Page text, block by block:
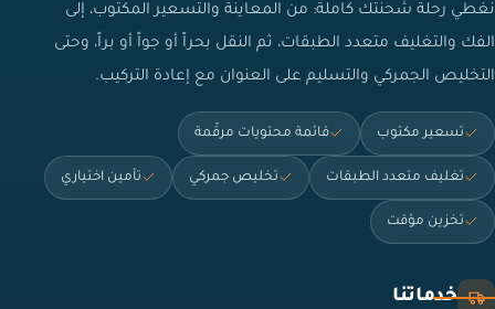
نغطي رحلة شحنتك كاملة: من المعاينة والتسعير المكتوب، إلى
الفك والتغليف متعدد الطبقات، ثم النقل بحراً أو جواً أو براً، وحتى
التخليص الجمركي والتسليم على العنوان مع إعادة التركيب.
تسعير مكتوب قائمة محتويات مرقّمة
تغليف متعدد الطبقات تخليص جمركي تأمين اختياري
تخزين مؤقت
خدماتنا